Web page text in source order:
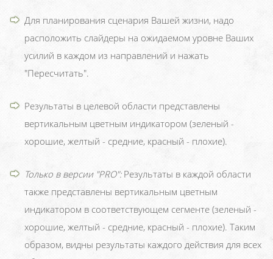
Для планирования сценария Вашей жизни, надо
расположить слайдеры на ожидаемом уровне Ваших
усилий в каждом из направлений и нажать
"Пересчитать".
Результаты в целевой области представлены
вертикальным цветным индикатором (зеленый -
хорошие, желтый - средние, красный - плохие).
Только в версии "PRO":Результаты в каждой области
также представлены вертикальным цветным
индикатором в соответствующем сегменте (зеленый -
хорошие, желтый - средние, красный - плохие). Таким
образом, видны результаты каждого действия для всех